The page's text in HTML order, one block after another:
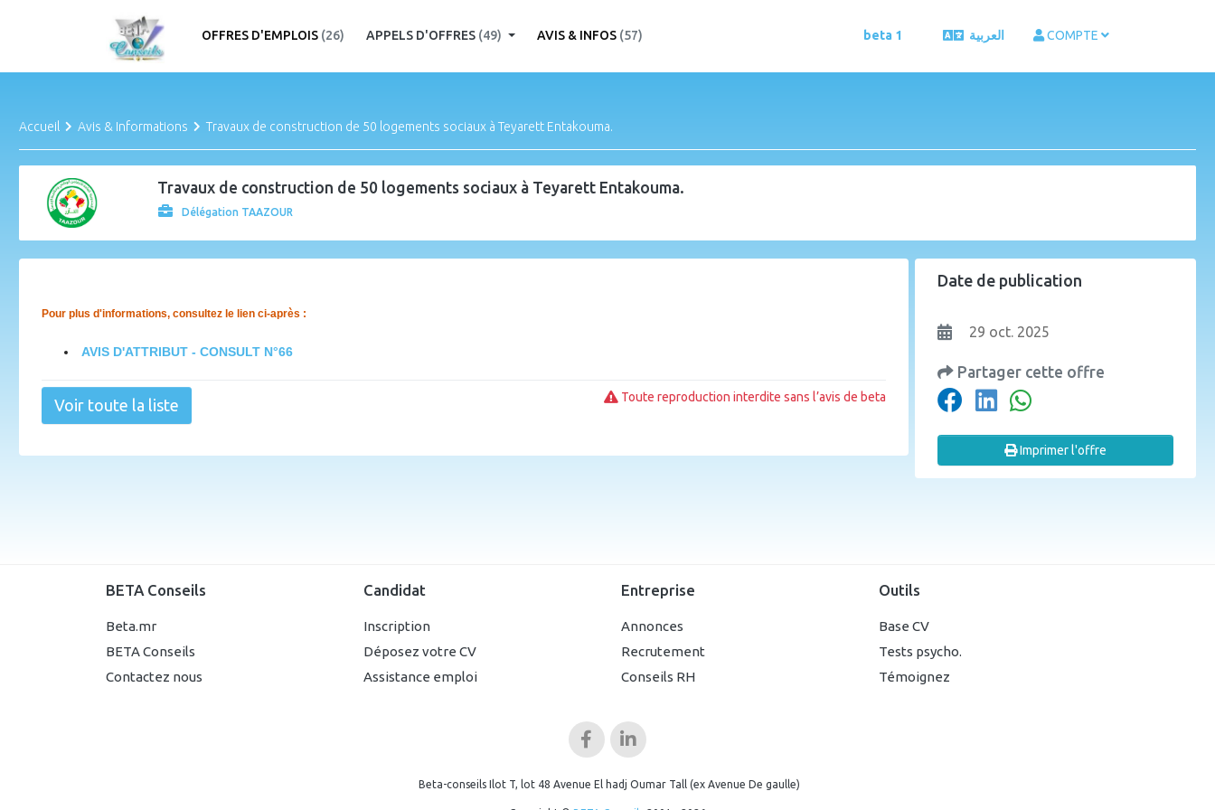
OFFRES D'EMPLOIS (26) APPELS D'OFFRES (49) AVIS & INFOS (57) beta 1 العربية COMPTE
Accueil Avis & Informations Travaux de construction de 50 logements sociaux à Teyarett Entakouma.
Travaux de construction de 50 logements sociaux à Teyarett Entakouma.
Délégation TAAZOUR
Pour plus d'informations, consultez le lien ci-après :
AVIS D'ATTRIBUT - CONSULT N°66
Voir toute la liste Toute reproduction interdite sans l’avis de beta
Date de publication
29 oct. 2025
Partager cette offre
Imprimer l'offre
BETA Conseils
Beta.mr
BETA Conseils
Contactez nous
Candidat
Inscription
Déposez votre CV
Assistance emploi
Entreprise
Annonces
Recrutement
Conseils RH
Outils
Base CV
Tests psycho.
Témoignez
Beta-conseils Ilot T, lot 48 Avenue El hadj Oumar Tall (ex Avenue De gaulle)